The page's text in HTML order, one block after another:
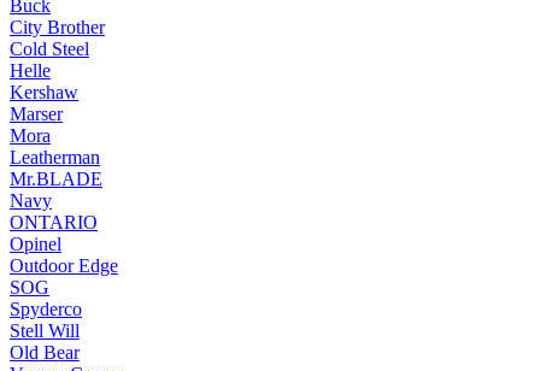
Buck
City Brother
Cold Steel
Helle
Kershaw
Marser
Mora
Leatherman
Mr.BLADE
Navy
ONTARIO
Opinel
Outdoor Edge
SOG
Spyderco
Stell Will
Old Bear